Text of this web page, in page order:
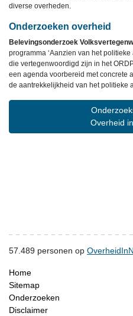
diverse overheden.
Onderzoeken overheid
Belevingsonderzoek
programma ‘Aanzien van het
die vertegenwoordigd zijn in het
een agenda voorbereid met concrete
de aantrekkelijkheid van het politieke
Overheid
57.489 personen op
Home
Sitemap
Onderzoeken
Disclaimer